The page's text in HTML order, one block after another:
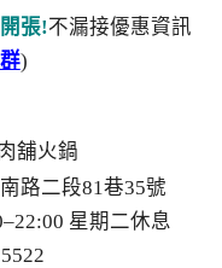
張!不漏接優惠資訊
)
舖火鍋
路二段81巷35號
星期二休息